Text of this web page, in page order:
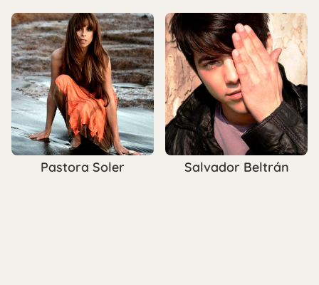
Pastora Soler Salvador Beltrán